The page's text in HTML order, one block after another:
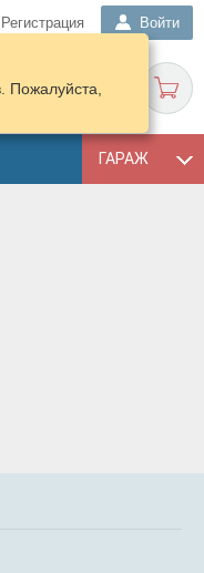
Регистрация Войти
ГАРАЖ
Пожалуйста,